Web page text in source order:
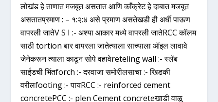
लोखंड हे ताणात मजबूत असतात आणि काँक्रेट हे दाबात मजबूत
असतातप्रमाण : – १:२:४ असे प्रमाण असतेखडी ही अर्धी पाऊण
वापरली जातेV S I :- अश्या आकार मध्ये वापरली जातेRCC कॉलम
साठी tortion बार वापरला जातेत्याला साच्याला ऑइल लावावे
जेनेकरून त्याला काढून सोपे वहावेreteling wall :- स्लॅब
साईडची भिंतforch :- दरवाजा समोरीलसाचा :- खिडकी
वरीलfooting :- पायRCC :- reinforced cement
concretePCC :- plen Cement concreteखाडी वाळू